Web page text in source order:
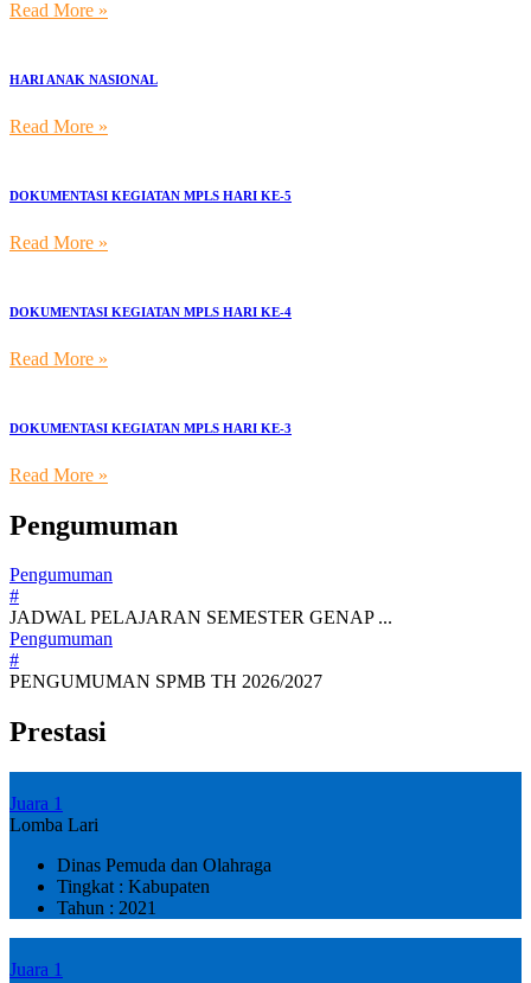
Read More »
HARI ANAK NASIONAL
Read More »
DOKUMENTASI KEGIATAN MPLS HARI KE-5
Read More »
DOKUMENTASI KEGIATAN MPLS HARI KE-4
Read More »
DOKUMENTASI KEGIATAN MPLS HARI KE-3
Read More »
Pengumuman
Pengumuman
#
JADWAL PELAJARAN SEMESTER GENAP ...
Pengumuman
#
PENGUMUMAN SPMB TH 2026/2027
Prestasi
Juara 1
Lomba Lari
Dinas Pemuda dan Olahraga
Tingkat : Kabupaten
Tahun : 2021
Juara 1